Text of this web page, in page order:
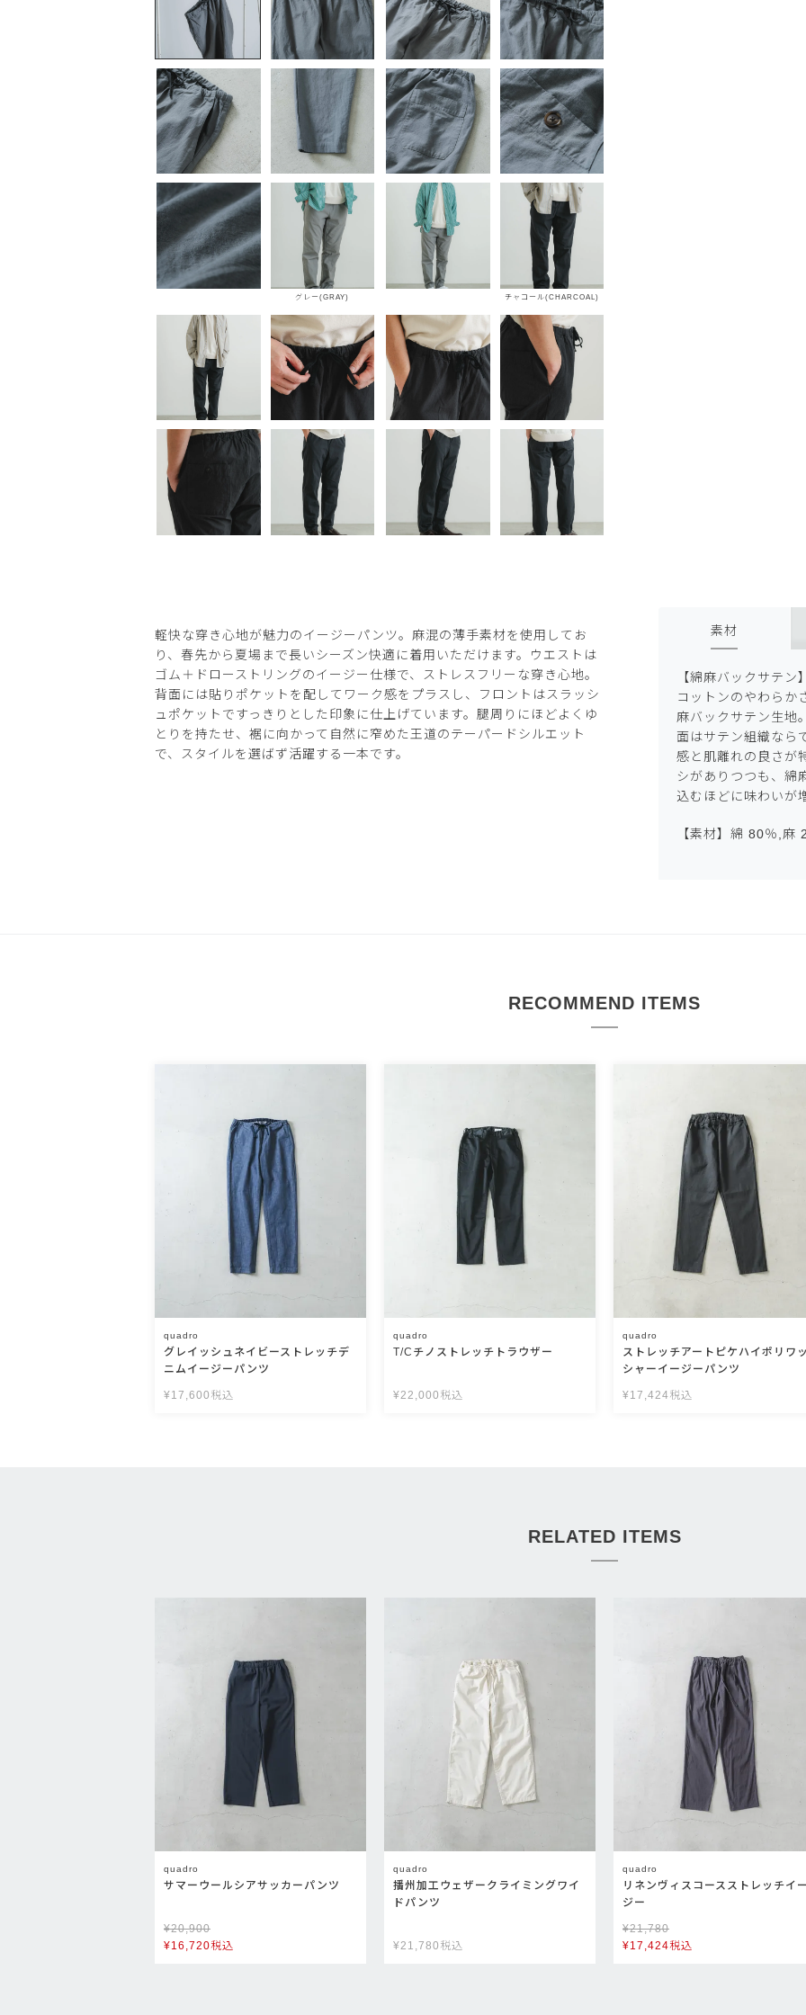
グレー(GRAY) チャコール(CHARCOAL)
軽快な穿き心地が魅力のイージーパンツ。麻混の薄手素材を使用してお
り、春先から夏場まで長いシーズン快適に着用いただけます。ウエストは
ゴム＋ドローストリングのイージー仕様で、ストレスフリーな穿き心地。
背面には貼りポケットを配してワーク感をプラスし、フロントはスラッシ
ュポケットですっきりとした印象に仕上げています。腿周りにほどよくゆ
とりを持たせ、裾に向かって自然に窄めた王道のテーパードシルエット
で、スタイルを選ばず活躍する一本です。
素材
【綿麻バックサテン
コットンのやわらか
麻バックサテン生地
面はサテン組織なら
感と肌離れの良さが
シがありつつも、綿
込むほどに味わいが
【素材】綿 80％,麻
RECOMMEND ITEMS
quadro
グレイッシュネイビーストレッチデ
ニムイージーパンツ
¥17,600 税込
quadro
T/Cチノストレッチトラウザー
¥22,000 税込
quadro
ストレッチアートピケハイポリワ
シャーイージーパンツ
¥17,424税込
RELATED ITEMS
quadro
サマーウールシアサッカーパンツ
¥20,900
¥16,720税込
quadro
播州加工ウェザークライミングワイ
ドパンツ
¥21,780 税込
quadro
リネンヴィスコースストレッチイ
ジー
¥21,780
¥17,424税込